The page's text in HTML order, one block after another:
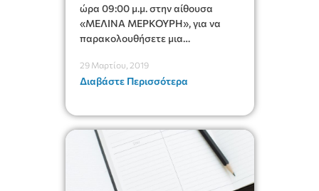
ώρα 09:00 μ.μ. στην αίθουσα
«ΜΕΛΙΝΑ ΜΕΡΚΟΥΡΗ», για να
παρακολουθήσετε μια
αφιέρωμα στη Δυτική και
Ανατολική Κρήτη.
29 Μαρτίου, 2019
Διαβάστε Περισσότερα